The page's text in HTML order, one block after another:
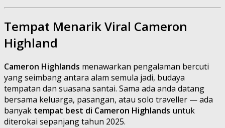
Tempat Menarik Viral Cameron
Highland
Cameron Highlands menawarkan pengalaman bercuti
yang seimbang antara alam semula jadi, budaya
tempatan dan suasana santai. Sama ada anda datang
bersama keluarga, pasangan, atau solo traveller — ada
banyak tempat best di Cameron Highlands untuk
diterokai sepanjang tahun 2025.